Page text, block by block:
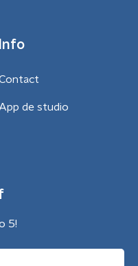
Info
App de studio
5!